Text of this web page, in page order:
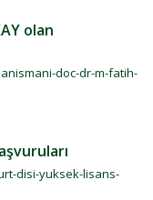
olan
doc-dr-m-fatih-
disi-yuksek-lisans-